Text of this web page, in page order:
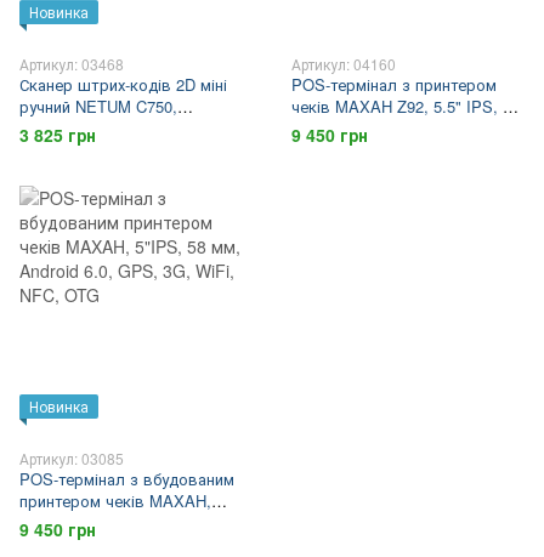
Новинка
Артикул: 03468
Сканер штрих-кодів 2D міні
ручний NETUM C750,
універсальне підключення 3в1
2.4 ГГц, Bluetooth, USB
3 825 грн
Артикул: 04160
POS-термінал з принтером
чеків MAXAH Z92, 5.5" IPS, 58
мм, Android 14.0, GPS, 4G,
WiFi, NFC платіжних карток
9 450 грн
Новинка
Артикул: 03085
POS-термінал з вбудованим
принтером чеків MAXAH,
5"IPS, 58 мм, Android 6.0, GPS,
3G, WiFi, NFC, OTG
9 450 грн